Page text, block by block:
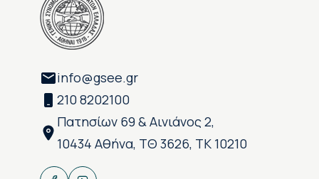
info@gsee.gr
210 8202100
Πατησίων 69 & Αινιάνος 2,
10434 Αθήνα, ΤΘ 3626, ΤΚ 10210